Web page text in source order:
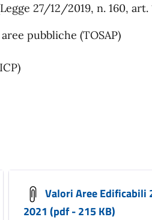
27/12/2019, n. 160, art.
pubbliche (TOSAP)
Valori Aree Edificabili
2021 (pdf - 215 KB)